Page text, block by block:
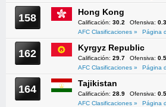
158 Hong Kong
Calificación: 30.2 Ofensiva: 0.3
AFC Clasificaciones »
Página
162 Kyrgyz Republic
Calificación: 29.7 Ofensiva: 0.5
AFC Clasificaciones »
Página
164 Tajikistan
Calificación: 28.9 Ofensiva: 0.5
AFC Clasificaciones »
Página